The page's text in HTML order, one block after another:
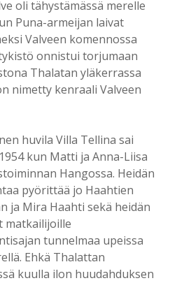
oli tähystämässä merelle
Puna-armeijan laivat
Valveen komennossa
onnistui torjumaan
Thalatan yläkerrassa
nimetty kenraali Valveen
huvila Villa Tellina sai
kun Matti ja Anna-Liisa
Hangossa. Heidän
pyörittää jo Haahtien
ja Mira Haahti sekä heidän
matkailijoille
tunnelmaa upeissa
Ehkä Thalattan
kuulla ilon huudahduksen